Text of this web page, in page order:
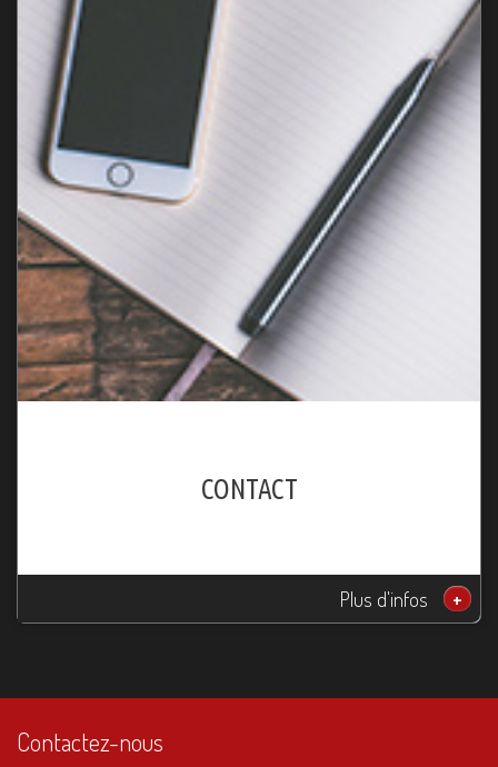
CONTACT
Plus d'infos +
Contactez-nous